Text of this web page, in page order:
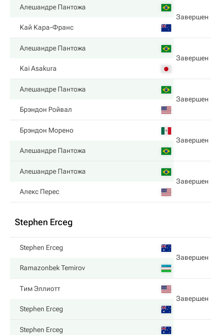
Алешандре Пантожа
Завершен
Кай Кара-Франс
Алешандре Пантожа
Завершен
Kai Asakura
Алешандре Пантожа
Завершен
Брэндон Ройвал
Брэндон Морено
Завершен
Алешандре Пантожа
Алешандре Пантожа
Завершен
Алекс Перес
Stephen Erceg
Stephen Erceg
Завершен
Ramazonbek Temirov
Тим Эллиотт
Завершен
Stephen Erceg
Stephen Erceg